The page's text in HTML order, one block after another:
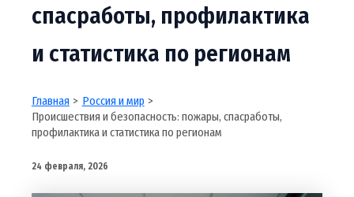
спасработы, профилактика
и статистика по регионам
Главная
Россия и мир
Происшествия и безопасность: пожары, спасработы,
профилактика и статистика по регионам
24 февраля, 2026